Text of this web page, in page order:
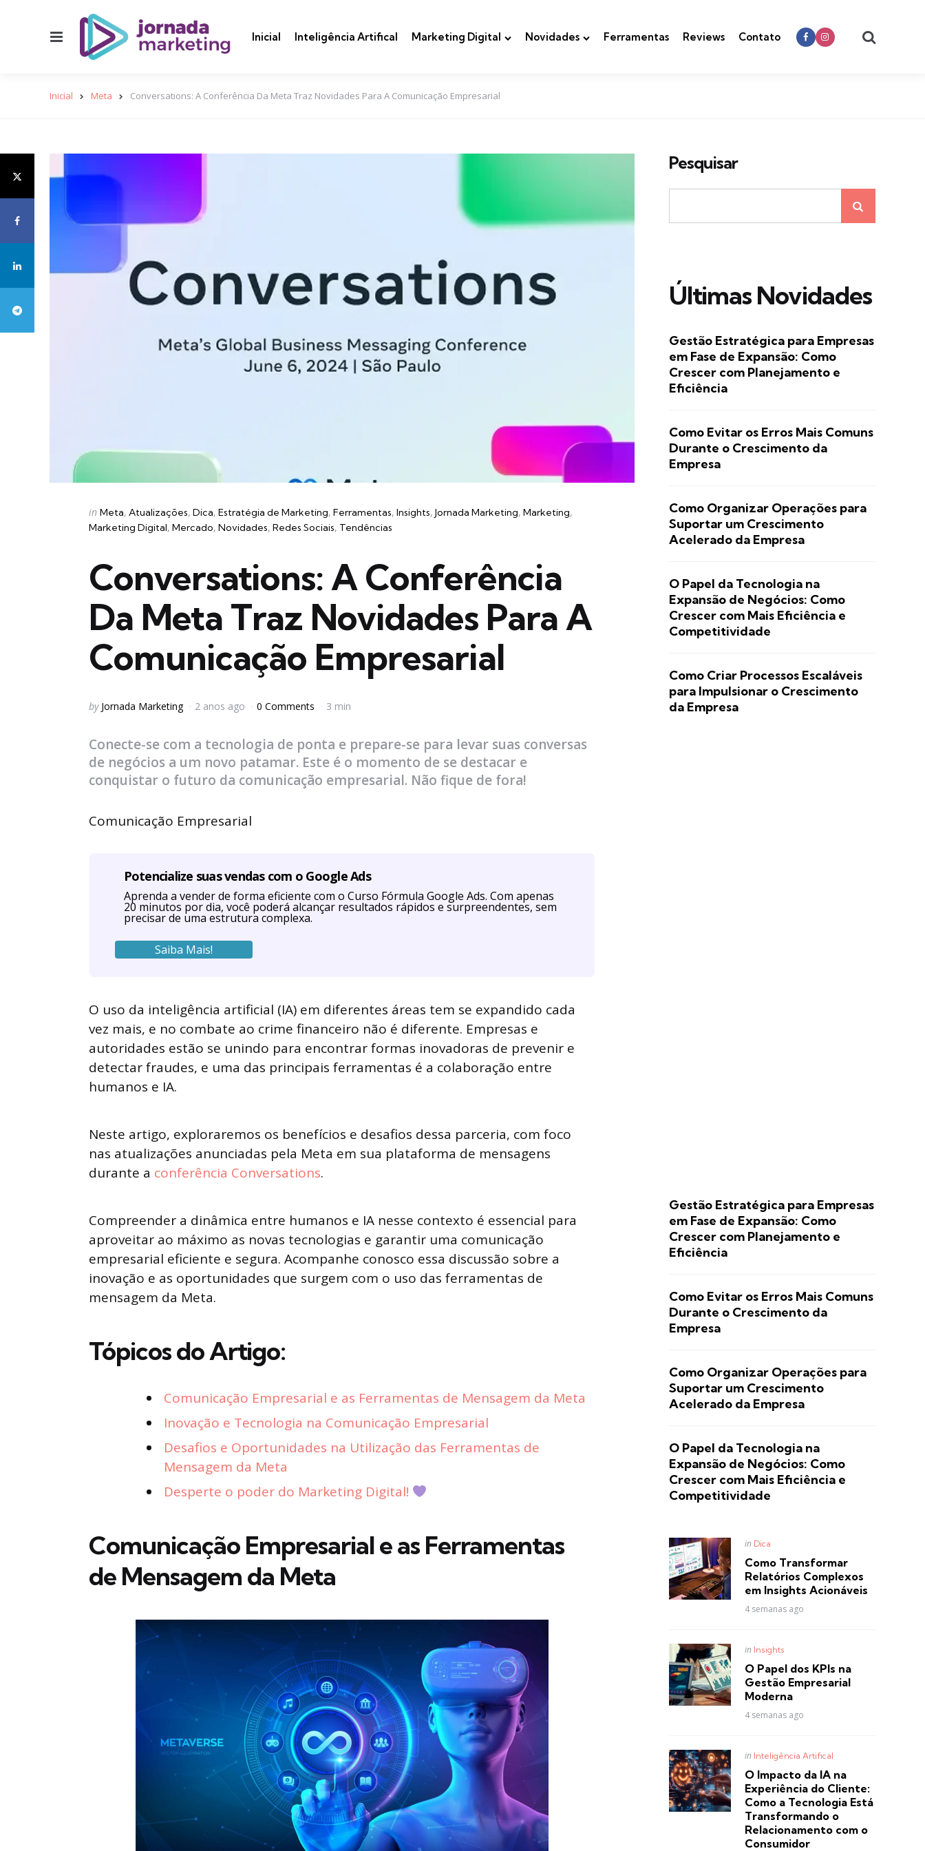
Inicial Inteligência Artifical Marketing Digital Novidades Ferramentas Reviews Contato
Inicial Meta Conversations: A Conferência Da Meta Traz Novidades Para A Comunicação Empresarial
Categories
Posted
in
in Meta Atualizações Dica Estratégia de Marketing Ferramentas Insights Jornada Marketing Marketing
Marketing Digital Mercado Novidades Redes Sociais Tendências
Conversations: A Conferência
Da Meta Traz Novidades Para A
Comunicação Empresarial
Posted
by Jornada Marketing 2 anos ago 0 Comments 3 min
Conecte-se com a tecnologia de ponta e prepare-se para levar suas conversas
de negócios a um novo patamar. Este é o momento de se destacar e
conquistar o futuro da comunicação empresarial. Não fique de fora!
Comunicação Empresarial
Potencialize suas vendas com o Google Ads
Aprenda a vender de forma eficiente com o Curso Fórmula Google Ads. Com apenas
20 minutos por dia, você poderá alcançar resultados rápidos e surpreendentes, sem
precisar de uma estrutura complexa.
Saiba Mais!
O uso da inteligência artificial (IA) em diferentes áreas tem se expandido cada
vez mais, e no combate ao crime financeiro não é diferente. Empresas e
autoridades estão se unindo para encontrar formas inovadoras de prevenir e
detectar fraudes, e uma das principais ferramentas é a colaboração entre
humanos e IA.
Neste artigo, exploraremos os benefícios e desafios dessa parceria, com foco
nas atualizações anunciadas pela Meta em sua plataforma de mensagens
durante a conferência Conversations.
Compreender a dinâmica entre humanos e IA nesse contexto é essencial para
aproveitar ao máximo as novas tecnologias e garantir uma comunicação
empresarial eficiente e segura. Acompanhe conosco essa discussão sobre a
inovação e as oportunidades que surgem com o uso das ferramentas de
mensagem da Meta.
Tópicos do Artigo:
Comunicação Empresarial e as Ferramentas de Mensagem da Meta
Inovação e Tecnologia na Comunicação Empresarial
Desafios e Oportunidades na Utilização das Ferramentas de
Mensagem da Meta
Desperte o poder do Marketing Digital!
Comunicação Empresarial e as Ferramentas
de Mensagem da Meta
Pesquisar
Últimas Novidades
Gestão Estratégica para Empresas
em Fase de Expansão: Como
Crescer com Planejamento e
Eficiência
Como Evitar os Erros Mais Comuns
Durante o Crescimento da
Empresa
Como Organizar Operações para
Suportar um Crescimento
Acelerado da Empresa
O Papel da Tecnologia na
Expansão de Negócios: Como
Crescer com Mais Eficiência e
Competitividade
Como Criar Processos Escaláveis
para Impulsionar o Crescimento
da Empresa
Gestão Estratégica para Empresas
em Fase de Expansão: Como
Crescer com Planejamento e
Eficiência
Como Evitar os Erros Mais Comuns
Durante o Crescimento da
Empresa
Como Organizar Operações para
Suportar um Crescimento
Acelerado da Empresa
O Papel da Tecnologia na
Expansão de Negócios: Como
Crescer com Mais Eficiência e
Competitividade
Posted
in Dica
Como Transformar
Relatórios Complexos
em Insights Acionáveis
4 semanas ago
Posted
in Insights
O Papel dos KPIs na
Gestão Empresarial
Moderna
4 semanas ago
Posted
in Inteligência Artifical
O Impacto da IA na
Experiência do Cliente:
Como a Tecnologia Está
Transformando o
Relacionamento com o
Consumidor